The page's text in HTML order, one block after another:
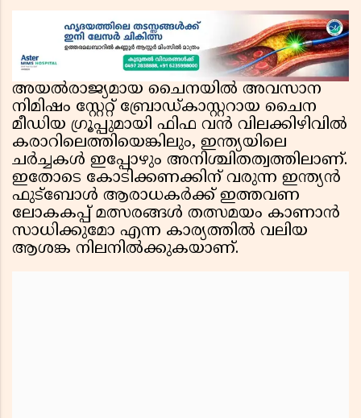
അയൽരാജ്യമായ ചൈനയിൽ അവസാന
നിമിഷം സ്റ്റേറ്റ് ബ്രോഡ്കാസ്റ്ററായ ചൈന
മീഡിയ ഗ്രൂപ്പുമായി ഫിഫ വൻ വിലക്കിഴിവിൽ
കരാറിലെത്തിയെങ്കിലും, ഇന്ത്യയിലെ
ചർച്ചകൾ ഇപ്പോഴും അനിശ്ചിതത്വത്തിലാണ്.
ഇതോടെ കോടിക്കണക്കിന് വരുന്ന ഇന്ത്യൻ
ഫുട്ബോൾ ആരാധകർക്ക് ഇത്തവണ
ലോകകപ്പ് മത്സരങ്ങൾ തത്സമയം കാണാൻ
സാധിക്കുമോ എന്ന കാര്യത്തിൽ വലിയ
ആശങ്ക നിലനിൽക്കുകയാണ്.